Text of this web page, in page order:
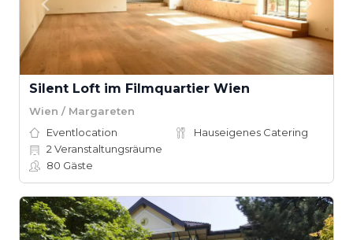
Silent Loft im Filmquartier Wien
Wien / Margareten
Eventlocation
Hauseigenes Catering
2 Veranstaltungsräume
80 Gäste